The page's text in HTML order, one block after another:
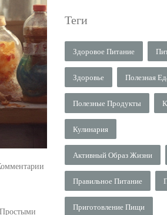
Теги
Здоровое Питание
Здоровье Полезная
Полезные Продукты
Кулинария
Активный Образ Жизни
Правильное Питание
Приготовление Пищи